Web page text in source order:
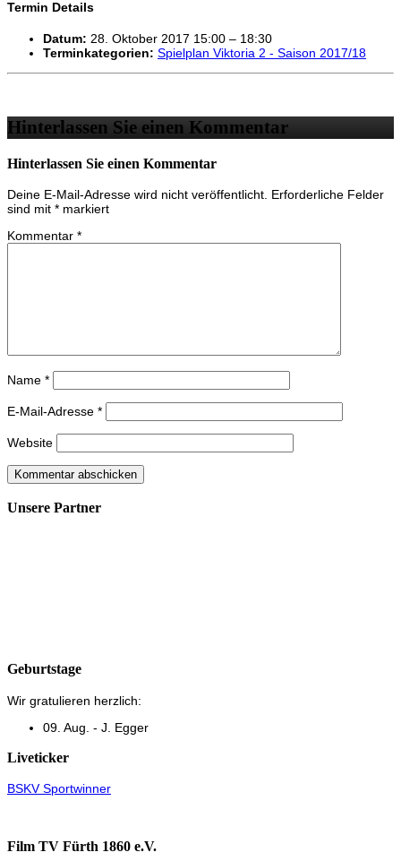
Termin Details
Datum: 28. Oktober 2017 15:00 – 18:30
Terminkategorien: Spielplan Viktoria 2 - Saison 2017/18
Hinterlassen Sie einen Kommentar
Hinterlassen Sie einen Kommentar
Deine E-Mail-Adresse wird nicht veröffentlicht. Erforderliche Felder
sind mit * markiert
Kommentar *
Name *
E-Mail-Adresse *
Website
Unsere Partner
Geburtstage
Wir gratulieren herzlich:
09. Aug. - J. Egger
Liveticker
BSKV Sportwinner
Film TV Fürth 1860 e.V.